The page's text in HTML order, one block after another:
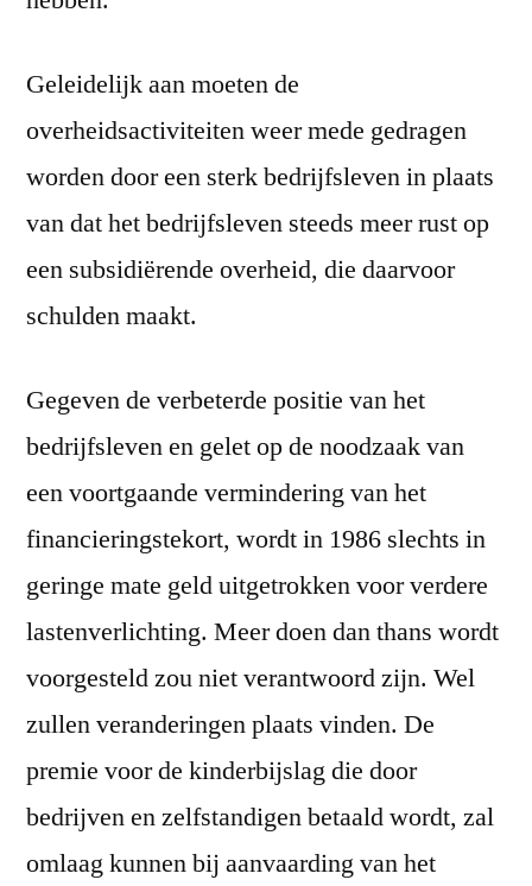
Geleidelijk aan moeten de
overheidsactiviteiten weer mede gedragen
worden door een sterk bedrijfsleven in plaats
van dat het bedrijfsleven steeds meer rust op
een subsidiërende overheid, die daarvoor
schulden maakt.
Gegeven de verbeterde positie van het
bedrijfsleven en gelet op de noodzaak van
een voortgaande vermindering van het
financieringstekort, wordt in 1986 slechts in
geringe mate geld uitgetrokken voor verdere
lastenverlichting. Meer doen dan thans wordt
voorgesteld zou niet verantwoord zijn. Wel
zullen veranderingen plaats vinden. De
premie voor de kinderbijslag die door
bedrijven en zelfstandigen betaald wordt, zal
omlaag kunnen bij aanvaarding van het